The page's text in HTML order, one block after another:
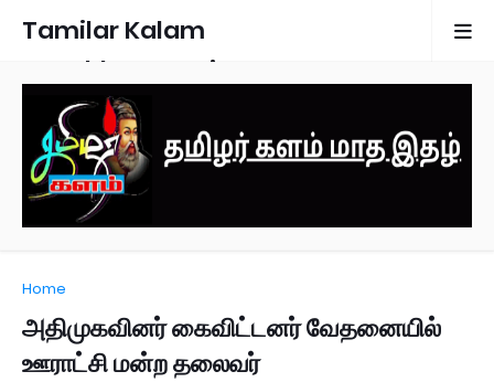
Tamilar Kalam
Monthly Magazine
Home
அதிமுகவினர் கைவிட்டனர் வேதனையில்
ஊராட்சி மன்ற தலைவர்